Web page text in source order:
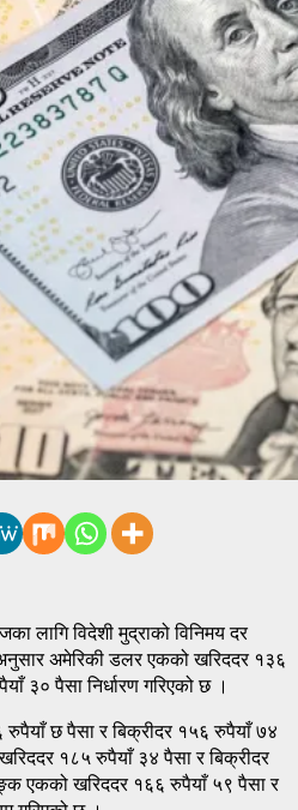
लागि विदेशी मुद्राको विनिमय दर
अमेरिकी डलर एकको खरिददर १३६
३० पैसा निर्धारण गरिएको छ ।
छ पैसा र बिक्रीदर १५६ रुपैयाँ ७४
१८५ रुपैयाँ ३४ पैसा र बिक्रीदर
एकको खरिददर १६६ रुपैयाँ ५९ पैसा र